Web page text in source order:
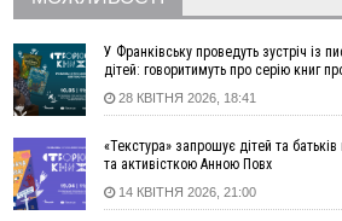
17:20
Українці подали рекордну кількість
Які спеціальності обирають
16:43
Зарплати на Прикарпатті за місяць
середньої по Україні ще далеко
був повторно затриманий
15:54
Прикарпатець прийшов у Пенсійний та
гранату, бо йому не нарахували
У Франківську проведуть зустріч із
дітей: говоритимуть про серію книг
28 КВІТНЯ 2026, 18:41
«Текстура» запрошує дітей та
та активісткою Анною Повх
14 КВІТНЯ 2026, 21:00